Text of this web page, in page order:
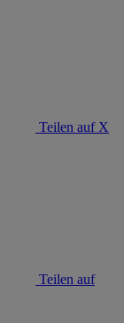
Teilen auf X
Teilen auf